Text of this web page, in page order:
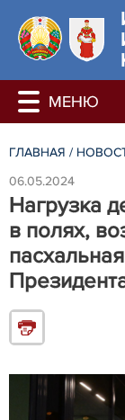
ГЛАВНАЯ /
06.05.2024
Нагрузка
в полях,